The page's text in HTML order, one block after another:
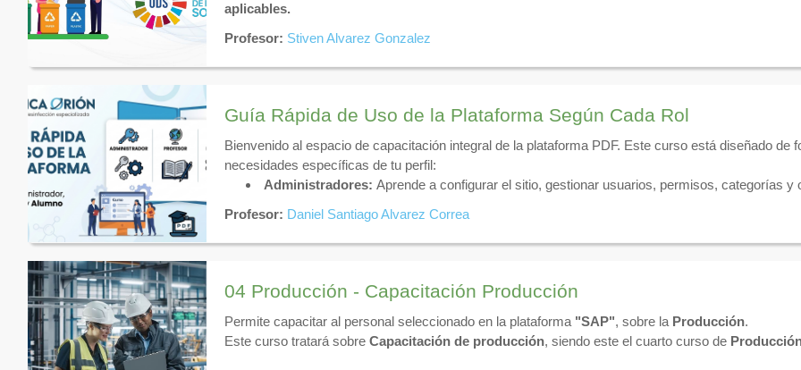
aplicables.
Profesor: Stiven Alvarez Gonzalez
Guía Rápida de Uso de la Plataforma Según Cada Rol
Bienvenido al espacio de capacitación integral de la plataforma PDF. Este curso está diseñado
necesidades específicas de tu perfil:
Administradores: Aprende a configurar el sitio, gestionar usuarios, permisos, categorías y
libro de resultados.
Alumnos:Conoce cómo navegar eficientemente por tu área personal, realizar entregas a
Profesor: Daniel Santiago Alvarez Correa
04 Producción - Capacitación Producción
Permite capacitar al personal seleccionado en la plataforma "SAP", sobre la Producción.
Este curso tratará sobre Capacitación de producción, siendo este el cuarto curso de